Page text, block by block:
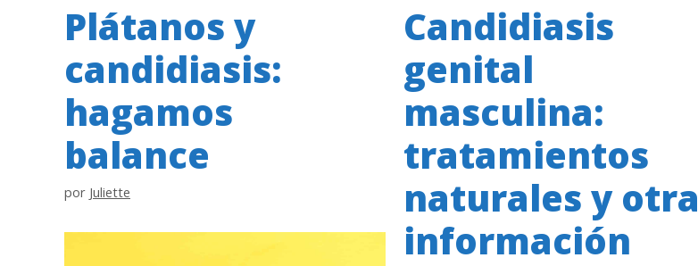
Plátanos y
candidiasis:
hagamos
balance
por Juliette
Candidiasis
genital
masculina:
tratamientos
naturales y otra
información